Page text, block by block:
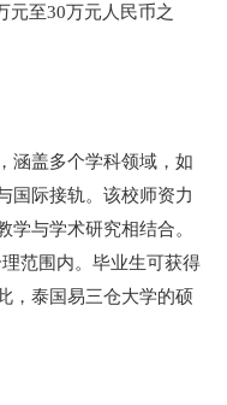
元至30万元人民币之
涵盖多个学科领域，如
国际接轨。该校师资力
学与学术研究相结合。
范围内。毕业生可获得
，泰国易三仓大学的硕